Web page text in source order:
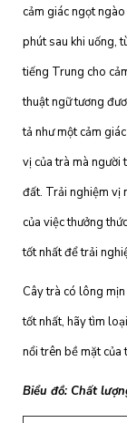
cảm giác ngọt
phút sau khi uống,
tiếng Trung cho
thuật ngữ tương
tả như một cảm
vị của trà mà người
đất. Trải nghiệm vị
của việc thưởng
tốt nhất để trải
Cây trà có lông
tốt nhất, hãy tìm
nổi trên bề mặt của
Biểu đồ: Chất